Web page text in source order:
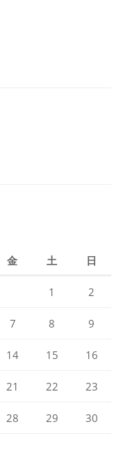
金 土 日
1 2
7 8 9
14 15 16
21 22 23
28 29 30